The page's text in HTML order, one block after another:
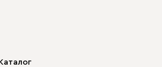
Каталог